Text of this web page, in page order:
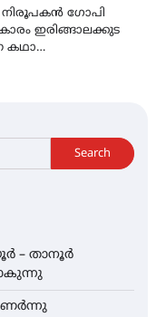
നിരൂപകൻ ഗോപി
ഇരിങ്ങാലക്കുട
കഥാ…
Search
– താനൂർ
ഉണർന്നു